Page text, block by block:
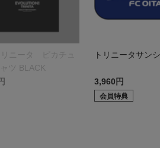
リニータ ピカチュ
ツ BLACK
トリニータサン
3,960円
会員特典